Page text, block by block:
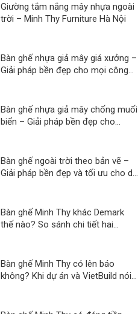
Giường tắm nắng mây nhựa ngoài
trời – Minh Thy Furniture Hà Nội
Bàn ghế nhựa giả mây giá xưởng –
Giải pháp bền đẹp cho mọi công
Bàn ghế nhựa giả mây chống muối
biển – Giải pháp bền đẹp cho
Bàn ghế ngoài trời theo bản vẽ –
Giải pháp bền đẹp và tối ưu cho dự
Bàn ghế Minh Thy khác Demark
thế nào? So sánh chi tiết hai
Bàn ghế Minh Thy có lên báo
không? Khi dự án và VietBuild nói